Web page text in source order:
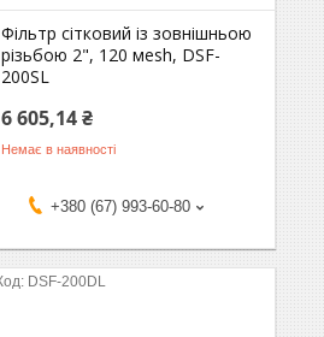
Фільтр сітковий із зовнішньою
різьбою 2", 120 мesh, DSF-
200SL
6 605,14 ₴
Немає в наявності
+380 (67) 993-60-80
DSF-200DL